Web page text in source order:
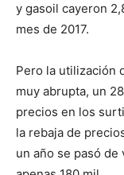
y gasoil cayeron
mes de 2017.
Pero la utilización
muy abrupta, un
precios en los
la rebaja de
un año se pasó